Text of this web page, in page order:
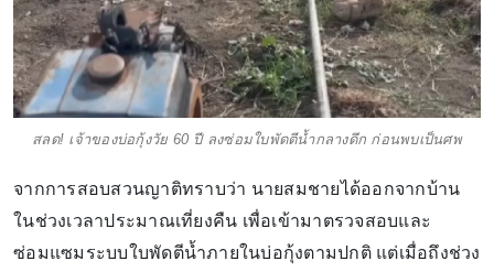
สลด! เจ้าของบ่อกุ้งวัย 60 ปี ลงซ่อมใบพัดตีน้ำกลางดึก ก่อนพบเป็นศพ
จากการสอบสวนญาติทราบว่า นายสมชายได้ออกจากบ้าน
ในช่วงเวลาประมาณเที่ยงคืน เพื่อเข้ามาตรวจสอบและ
ซ่อมแซมระบบใบพัดตีน้ำภายในบ่อกุ้งตามปกติ แต่เมื่อถึงช่วง